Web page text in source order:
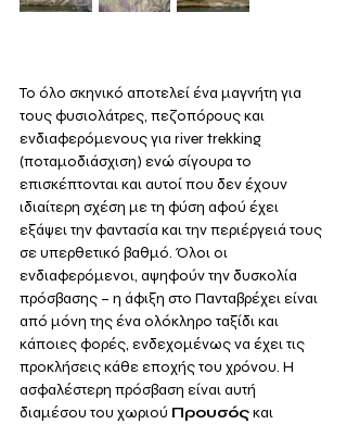
Το όλο σκηνικό αποτελεί ένα μαγνήτη για
τους φυσιολάτρες, πεζοπόρους και
ενδιαφερόμενους για river trekking
(ποταμοδιάσχιση) ενώ σίγουρα το
επισκέπτονται και αυτοί που δεν έχουν
ιδιαίτερη σχέση με τη φύση αφού έχει
εξάψει την φαντασία και την περιέργειά τους
σε υπερθετικό βαθμό. Όλοι οι
ενδιαφερόμενοι, αψηφούν την δυσκολία
πρόσβασης – η άφιξη στο Πανταβρέχει είναι
από μόνη της ένα ολόκληρο ταξίδι και
κάποιες φορές, ενδεχομένως να έχει τις
προκλήσεις κάθε εποχής του χρόνου. Η
ασφαλέστερη πρόσβαση είναι αυτή
διαμέσου του χωριού Προυσός και